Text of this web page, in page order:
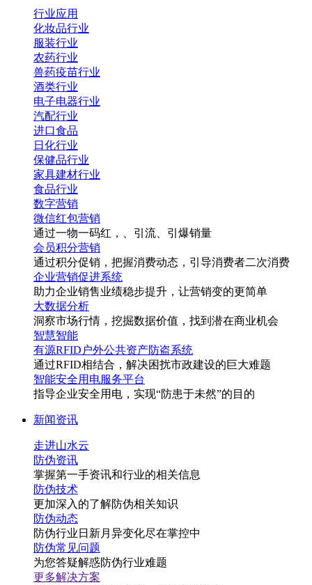
行业应用
化妆品行业
服装行业
农药行业
兽药疫苗行业
酒类行业
电子电器行业
汽配行业
进口食品
日化行业
保健品行业
家具建材行业
食品行业
数字营销
微信红包营销
通过一物一码红 ，
、引流、引爆销量
会员积分营销
通过积分促销，把握消费动态，引导消费者二次消费
企业营销促进系统
助力企业销售业绩稳步提升，让营销变的更简单
大数据分析
洞察市场行情，挖掘数据价值，找到潜在商业机会
智慧智能
有源RFID户外公共资产防盗系统
通过RFID相结合，解决困扰市政建设的巨大难题
智能安全用电服务平台
指导企业安全用电，实现“防患于未然”的目的
新闻资讯
走进山水云
防伪资讯
掌握第一手资讯和行业的相关信息
防伪技术
更加深入的了解防伪相关知识
防伪动态
防伪行业日新月异变化尽在掌控中
防伪常见问题
为您答疑解惑防伪行业难题
更多解决方案